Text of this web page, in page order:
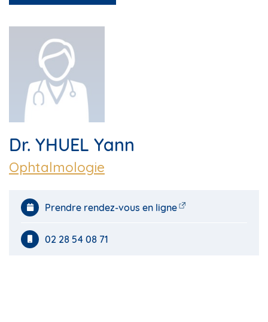
Dr. YHUEL Yann
Ophtalmologie
Prendre rendez-vous en ligne
02 28 54 08 71